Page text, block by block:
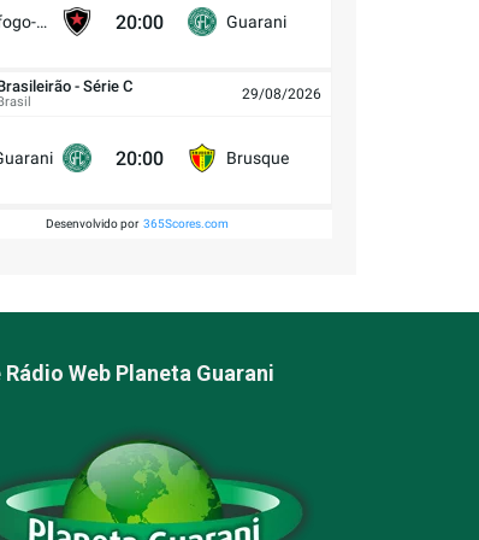
Botafogo-PB 20:00 Guarani
- Série C 29/08/2026
20:00 Brusque
Desenvolvido por 365Scores.com
Web Planeta Guarani